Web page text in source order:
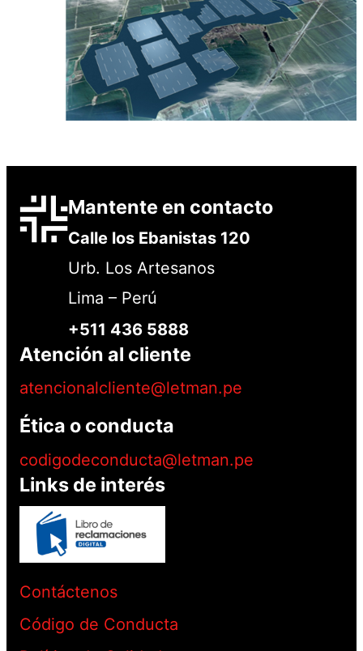
Mantente en contacto
Calle los Ebanistas 120
Urb. Los Artesanos
Lima – Perú
+511 436 5888
Atención al cliente
atencionalcliente@letman.pe
Ética o conducta
codigodeconducta@letman.pe
Links de interés
Contáctenos
Código de Conducta